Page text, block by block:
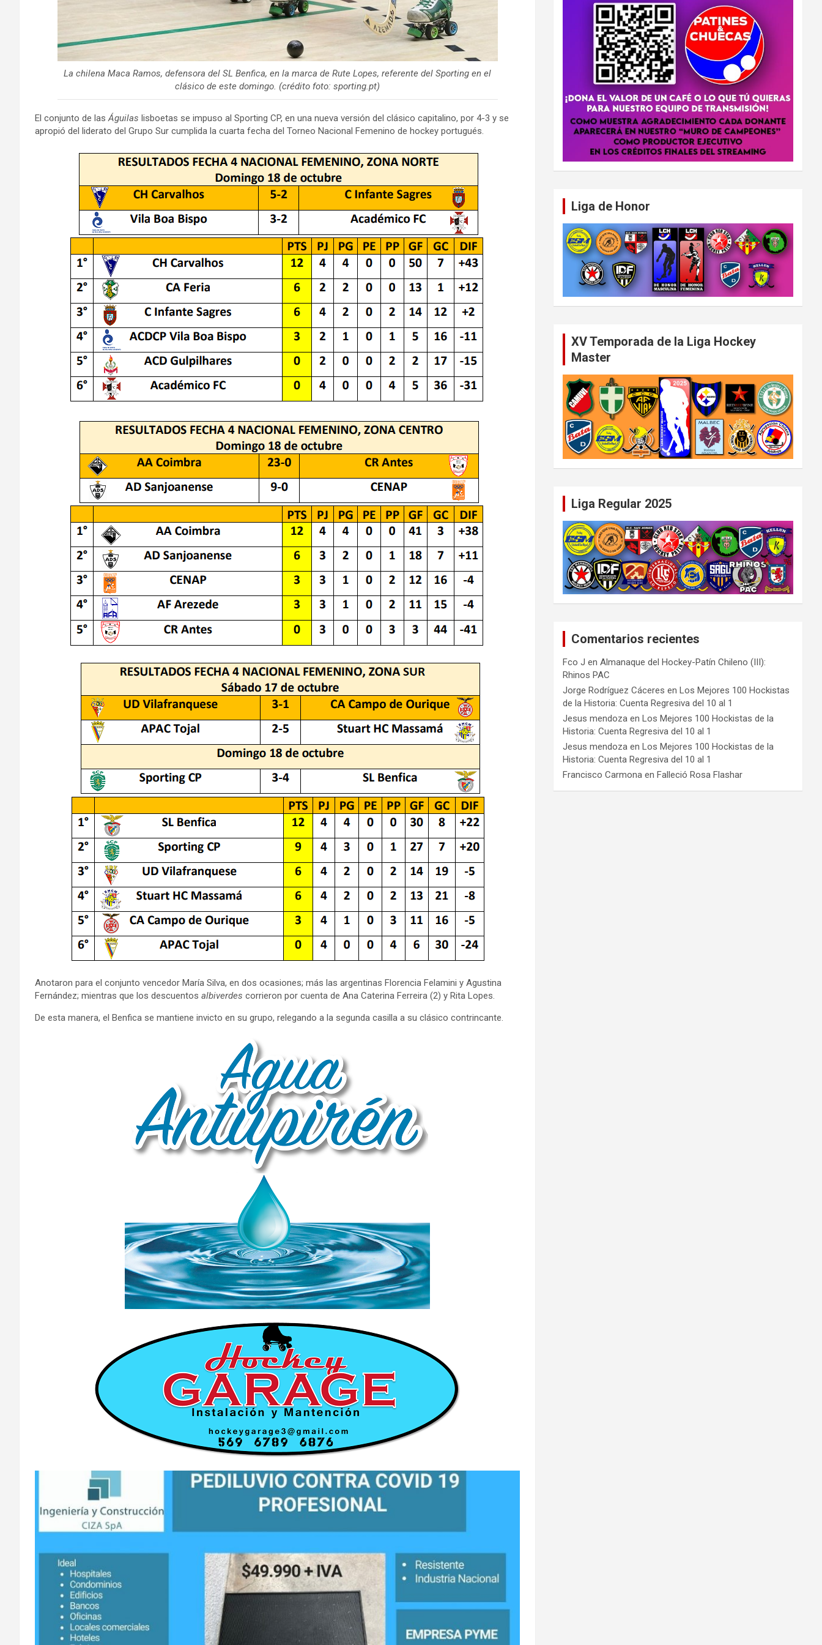
La chilena Maca Ramos, defensora del SL Benfica, en la marca de Rute Lopes, referente del Sporting en el
clásico de este domingo. (crédito foto: sporting.pt)
El conjunto de lasÁguilas lisboetas se impuso al Sporting CP, en una nueva versión del clásico capitalino, por 4-3 y se
apropió del liderato del Grupo Sur cumplida la cuarta fecha del Torneo Nacional Femenino de hockey portugués.
Anotaron para el conjunto vencedor María Silva, en dos ocasiones; más las argentinas Florencia Felamini y Agustina
Fernández; mientras que los descuentos albiverdes corrieron por cuenta de Ana Caterina Ferreira (2) y Rita Lopes.
De esta manera, el Benfica se mantiene invicto en su grupo, relegando a la segunda casilla a su clásico contrincante.
Liga de Honor
XV Temporada de la Liga Hockey
Master
Liga Regular 2025
Comentarios recientes
Fco J enAlmanaque del Hockey-Patín Chileno (III):
Rhinos PAC
Jorge Rodríguez Cáceres enLos Mejores 100 Hockistas
de la Historia: Cuenta Regresiva del 10 al 1
Jesus mendoza enLos Mejores 100 Hockistas de la
Historia: Cuenta Regresiva del 10 al 1
Jesus mendoza enLos Mejores 100 Hockistas de la
Historia: Cuenta Regresiva del 10 al 1
Francisco Carmona enFalleció Rosa Flashar